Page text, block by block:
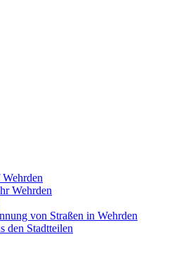
Wehrden
von Straßen in Wehrden
den Stadtteilen